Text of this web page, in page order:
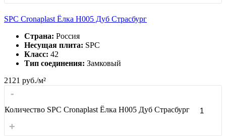
SPC Cronaplast Ёлка H005 Дуб Страсбург
Страна: Россия
Несущая плита: SPC
Класс: 42
Тип соединения: Замковый
2121 руб./м²
-
Количество SPC Cronaplast Ёлка H005 Дуб Страсбург
+